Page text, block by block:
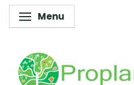
Skifte navigation
Menu